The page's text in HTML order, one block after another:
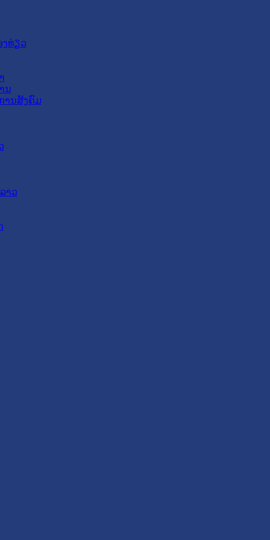
ງທ່ຽວ
ນ
ານສັງຄົມ
າວ